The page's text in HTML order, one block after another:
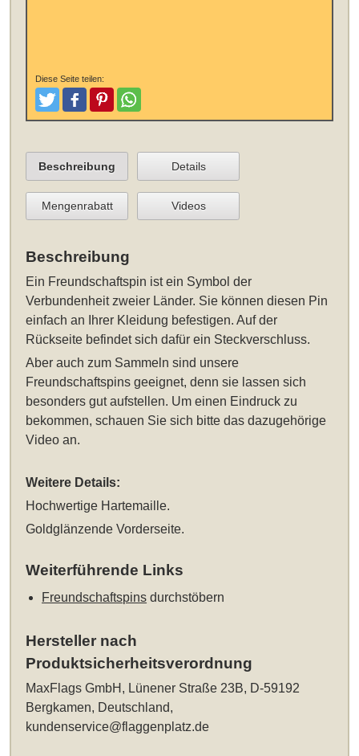
Diese Seite teilen:
TweetenPostenPinterestTeilen
Beschreibung Details
Mengenrabatt Videos
Beschreibung
Ein Freundschaftspin ist ein Symbol der
Verbundenheit zweier Länder. Sie können diesen Pin
einfach an Ihrer Kleidung befestigen. Auf der
Rückseite befindet sich dafür ein Steckverschluss.
Aber auch zum Sammeln sind unsere
Freundschaftspins geeignet, denn sie lassen sich
besonders gut aufstellen. Um einen Eindruck zu
bekommen, schauen Sie sich bitte das dazugehörige
Video an.
Weitere Details:
Hochwertige Hartemaille.
Goldglänzende Vorderseite.
Weiterführende Links
Freundschaftspins durchstöbern
Hersteller nach
Produktsicherheitsverordnung
MaxFlags GmbH, Lünener Straße 23B, D-59192
Bergkamen, Deutschland,
kundenservice@flaggenplatz.de